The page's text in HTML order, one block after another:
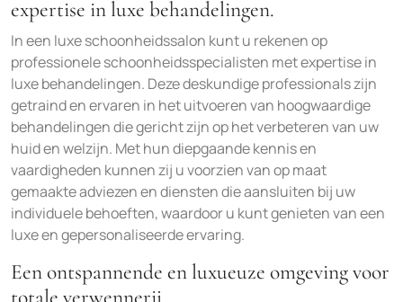
expertise in luxe behandelingen.
In een luxe schoonheidssalon kunt u rekenen op
professionele schoonheidsspecialisten met expertise in
luxe behandelingen. Deze deskundige professionals zijn
getraind en ervaren in het uitvoeren van hoogwaardige
behandelingen die gericht zijn op het verbeteren van uw
huid en welzijn. Met hun diepgaande kennis en
vaardigheden kunnen zij u voorzien van op maat
gemaakte adviezen en diensten die aansluiten bij uw
individuele behoeften, waardoor u kunt genieten van een
luxe en gepersonaliseerde ervaring.
Een ontspannende en luxueuze omgeving voor